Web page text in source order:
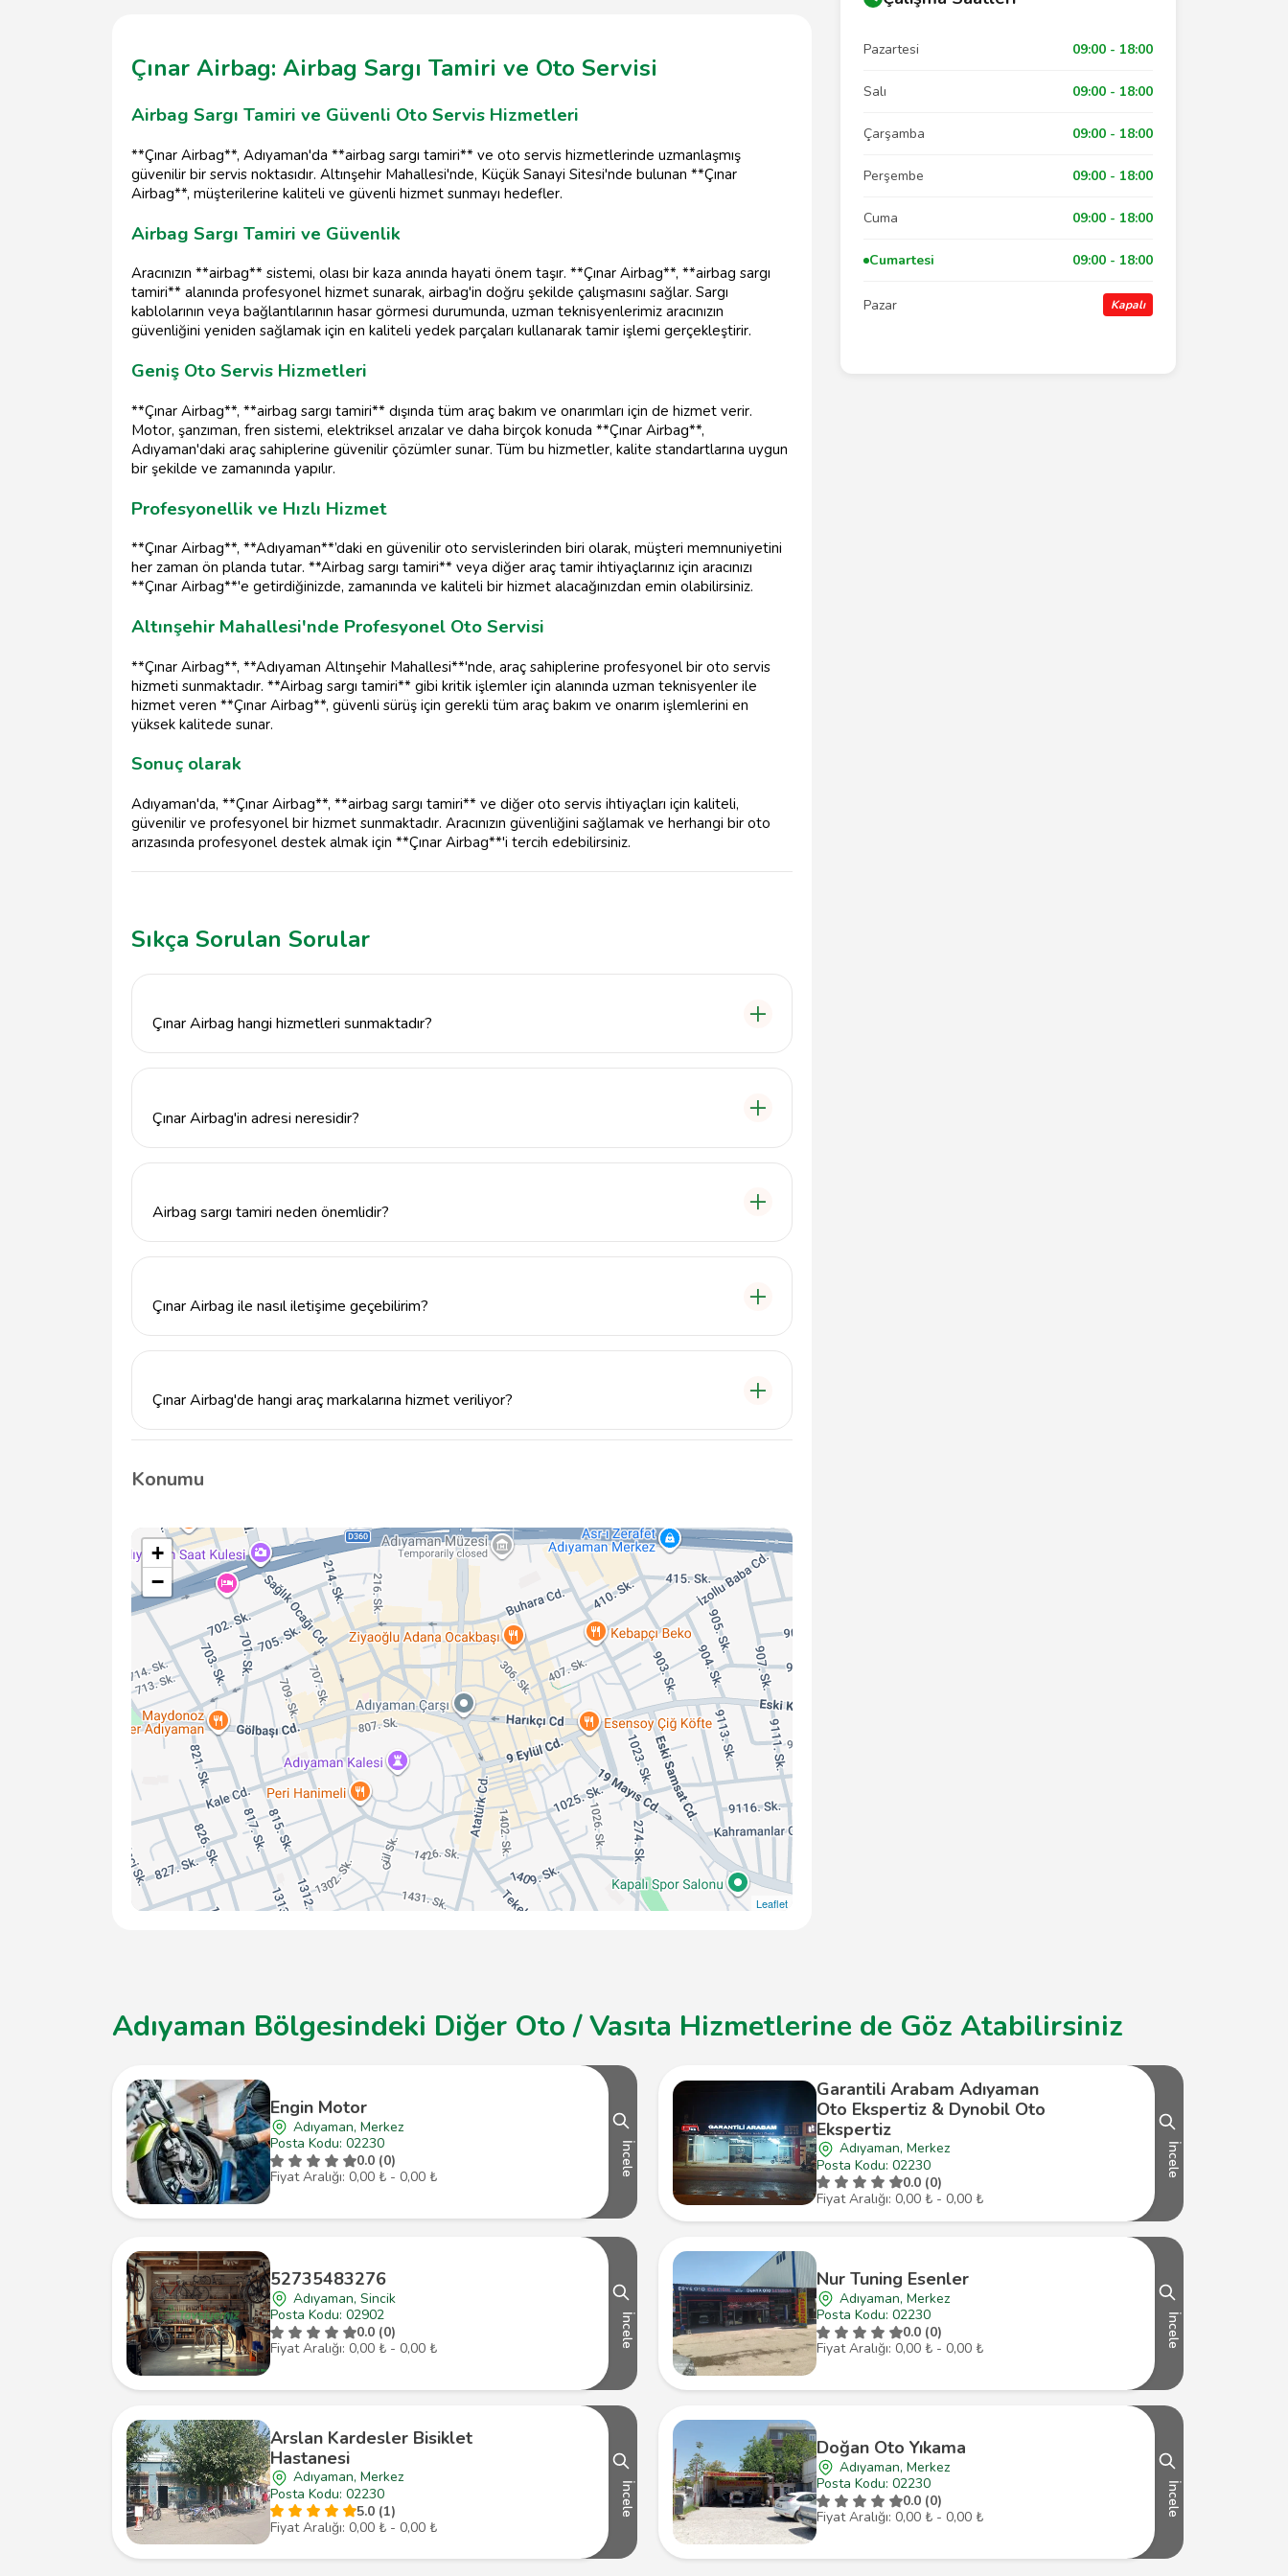
Çınar Airbag: Airbag Sargı Tamiri ve Oto Servisi
Airbag Sargı Tamiri ve Güvenli Oto Servis Hizmetleri
**Çınar Airbag**, Adıyaman'da **airbag sargı tamiri** ve oto servis hizmetlerinde uzmanlaşmış
güvenilir bir servis noktasıdır. Altınşehir Mahallesi'nde, Küçük Sanayi Sitesi'nde bulunan **Çınar
Airbag**, müşterilerine kaliteli ve güvenli hizmet sunmayı hedefler.
Airbag Sargı Tamiri ve Güvenlik
Aracınızın **airbag** sistemi, olası bir kaza anında hayati önem taşır. **Çınar Airbag**, **airbag sargı
tamiri** alanında profesyonel hizmet sunarak, airbag'in doğru şekilde çalışmasını sağlar. Sargı
kablolarının veya bağlantılarının hasar görmesi durumunda, uzman teknisyenlerimiz aracınızın
güvenliğini yeniden sağlamak için en kaliteli yedek parçaları kullanarak tamir işlemi gerçekleştirir.
Geniş Oto Servis Hizmetleri
**Çınar Airbag**, **airbag sargı tamiri** dışında tüm araç bakım ve onarımları için de hizmet verir.
Motor, şanzıman, fren sistemi, elektriksel arızalar ve daha birçok konuda **Çınar Airbag**,
Adıyaman'daki araç sahiplerine güvenilir çözümler sunar. Tüm bu hizmetler, kalite standartlarına uygun
bir şekilde ve zamanında yapılır.
Profesyonellik ve Hızlı Hizmet
**Çınar Airbag**, **Adıyaman**’daki en güvenilir oto servislerinden biri olarak, müşteri memnuniyetini
her zaman ön planda tutar. **Airbag sargı tamiri** veya diğer araç tamir ihtiyaçlarınız için aracınızı
**Çınar Airbag**'e getirdiğinizde, zamanında ve kaliteli bir hizmet alacağınızdan emin olabilirsiniz.
Altınşehir Mahallesi'nde Profesyonel Oto Servisi
**Çınar Airbag**, **Adıyaman Altınşehir Mahallesi**'nde, araç sahiplerine profesyonel bir oto servis
hizmeti sunmaktadır. **Airbag sargı tamiri** gibi kritik işlemler için alanında uzman teknisyenler ile
hizmet veren **Çınar Airbag**, güvenli sürüş için gerekli tüm araç bakım ve onarım işlemlerini en
yüksek kalitede sunar.
Sonuç olarak
Adıyaman'da, **Çınar Airbag**, **airbag sargı tamiri** ve diğer oto servis ihtiyaçları için kaliteli,
güvenilir ve profesyonel bir hizmet sunmaktadır. Aracınızın güvenliğini sağlamak ve herhangi bir oto
arızasında profesyonel destek almak için **Çınar Airbag**'i tercih edebilirsiniz.
Sıkça Sorulan Sorular
Çınar Airbag hangi hizmetleri sunmaktadır?
Çınar Airbag'in adresi neresidir?
Airbag sargı tamiri neden önemlidir?
Çınar Airbag ile nasıl iletişime geçebilirim?
Çınar Airbag'de hangi araç markalarına hizmet veriliyor?
Çınar Airbag, çeşitli araç markalarına airbag sargı tamiri ve oto servis hizmetleri sunmaktadır,
Konumu
+
−
Leaflet
Pazartesi 09:00 - 18:00
Salı 09:00 - 18:00
Çarşamba 09:00 - 18:00
Perşembe 09:00 - 18:00
Cuma 09:00 - 18:00
Cumartesi 09:00 - 18:00
Pazar Kapalı
Adıyaman Bölgesindeki Diğer Oto / Vasıta Hizmetlerine de Göz Atabilirsiniz
Engin Motor
Adıyaman, Merkez
Posta Kodu: 02230
0.0 (0)
Fiyat Aralığı: 0,00 ₺ - 0,00 ₺
İncele
Garantili Arabam Adıyaman
Oto Ekspertiz & Dynobil Oto
Ekspertiz
Adıyaman, Merkez
Posta Kodu: 02230
0.0 (0)
Fiyat Aralığı: 0,00 ₺ - 0,00 ₺
İncele
52735483276
Adıyaman, Sincik
Posta Kodu: 02902
0.0 (0)
Fiyat Aralığı: 0,00 ₺ - 0,00 ₺
İncele
Nur Tuning Esenler
Adıyaman, Merkez
Posta Kodu: 02230
0.0 (0)
Fiyat Aralığı: 0,00 ₺ - 0,00 ₺
İncele
Arslan Kardesler Bisiklet
Hastanesi
Adıyaman, Merkez
Posta Kodu: 02230
5.0 (1)
Fiyat Aralığı: 0,00 ₺ - 0,00 ₺
İncele
Doğan Oto Yıkama
Adıyaman, Merkez
Posta Kodu: 02230
0.0 (0)
Fiyat Aralığı: 0,00 ₺ - 0,00 ₺
İncele